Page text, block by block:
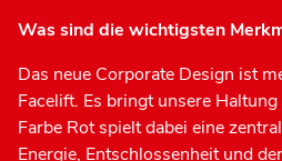
Was sind die wichtigsten
Das neue Corporate Design ist
Facelift. Es bringt unsere
Farbe Rot spielt dabei eine
Energie, Entschlossenheit und